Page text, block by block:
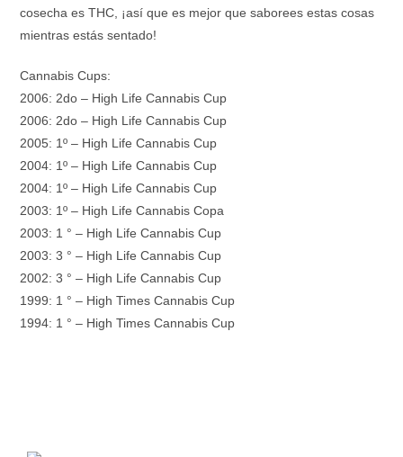
cosecha es THC, ¡así que es mejor que saborees estas cosas
mientras estás sentado!
Cannabis Cups:
2006: 2do – High Life Cannabis Cup
2006: 2do – High Life Cannabis Cup
2005: 1º – High Life Cannabis Cup
2004: 1º – High Life Cannabis Cup
2004: 1º – High Life Cannabis Cup
2003: 1º – High Life Cannabis Copa
2003: 1 ° – High Life Cannabis Cup
2003: 3 ° – High Life Cannabis Cup
2002: 3 ° – High Life Cannabis Cup
1999: 1 ° – High Times Cannabis Cup
1994: 1 ° – High Times Cannabis Cup